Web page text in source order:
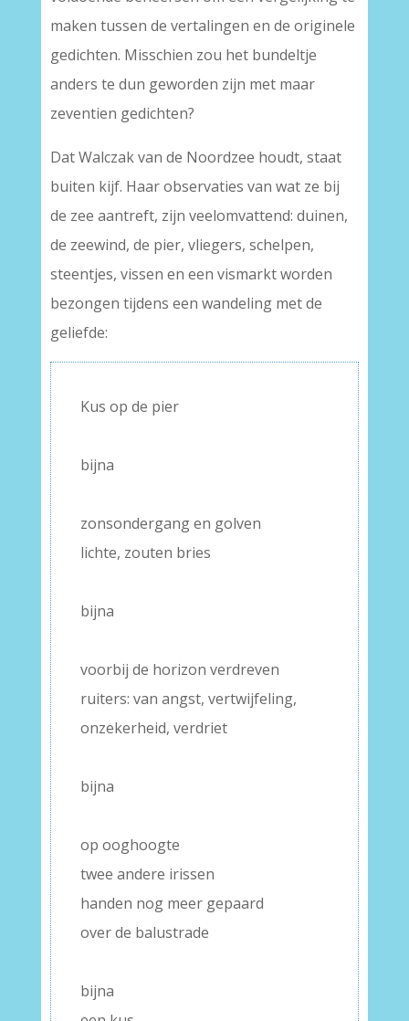
maken tussen de vertalingen en de originele
gedichten. Misschien zou het bundeltje
anders te dun geworden zijn met maar
zeventien gedichten?
Dat Walczak van de Noordzee houdt, staat
buiten kijf. Haar observaties van wat ze bij
de zee aantreft, zijn veelomvattend: duinen,
de zeewind, de pier, vliegers, schelpen,
steentjes, vissen en een vismarkt worden
bezongen tijdens een wandeling met de
geliefde:
Kus op de pier
bijna
zonsondergang en golven
lichte, zouten bries
bijna
voorbij de horizon verdreven
ruiters: van angst, vertwijfeling,
onzekerheid, verdriet
bijna
op ooghoogte
twee andere irissen
handen nog meer gepaard
over de balustrade
bijna